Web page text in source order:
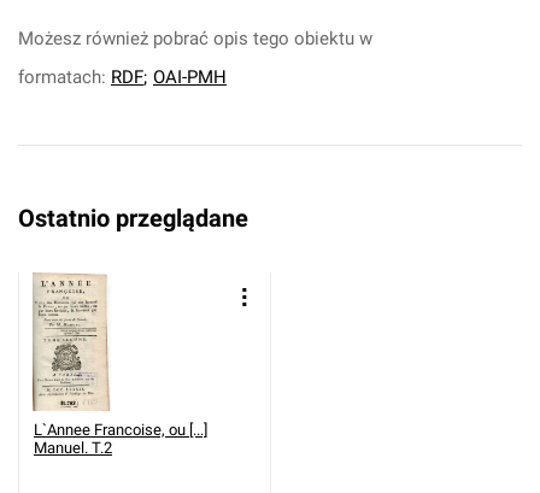
Możesz również pobrać opis tego obiektu w
formatach: RDF; OAI-PMH
Ostatnio przeglądane
L`Annee Francoise, ou [...]
Manuel. T.2